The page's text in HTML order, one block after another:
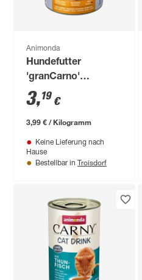
Animonda
Hundefutter
'granCarno'
Sensitive Pute &
Kartoffel 800 g
3,19 €
3,99 € / Kilogramm
Keine Lieferung nach
Hause
Bestellbar in Troisdorf